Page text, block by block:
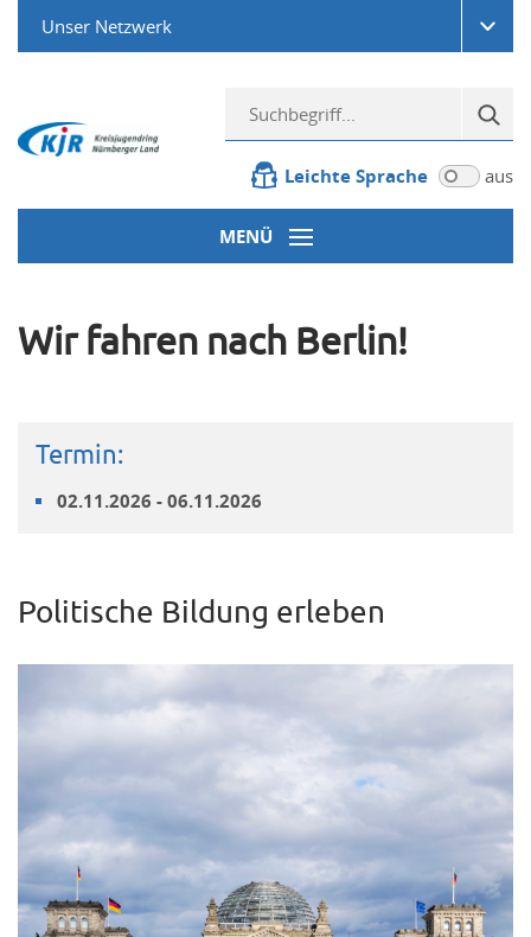
Unser Netzwerk
Leichte Sprache aus
MENÜ
Wir fahren nach Berlin!
Termin:
02.11.2026 - 06.11.2026
Politische Bildung erleben